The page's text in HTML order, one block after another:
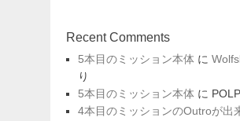
Recent Comments
5本目のミッション本体 に
り
5本目のミッション本体 に
4本目のミッションのOutroが出